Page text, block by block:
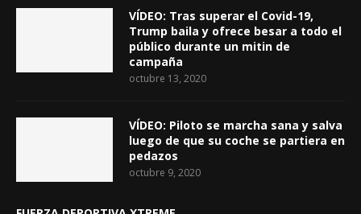
VÍDEO: Tras superar el Covid-19,
Trump baila y ofrece besar a todo el
público durante un mitin de
campaña
octubre 13, 2020
VÍDEO: Piloto se marcha sana y salva
luego de que su coche se partiera en
pedazos
octubre 9, 2020